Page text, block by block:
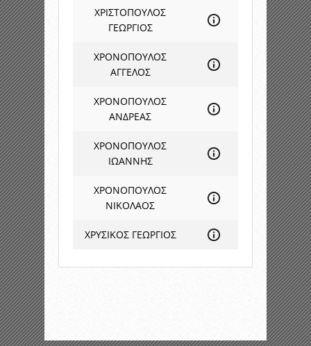
ΧΡΙΣΤΟΠΟΥΛΟΣ
ΓΕΩΡΓΙΟΣ
ΧΡΟΝΟΠΟΥΛΟΣ
ΑΓΓΕΛΟΣ
ΧΡΟΝΟΠΟΥΛΟΣ
ΑΝΔΡΕΑΣ
ΧΡΟΝΟΠΟΥΛΟΣ
ΙΩΑΝΝΗΣ
ΧΡΟΝΟΠΟΥΛΟΣ
ΝΙΚΟΛΑΟΣ
ΧΡΥΣΙΚΟΣ ΓΕΩΡΓΙΟΣ